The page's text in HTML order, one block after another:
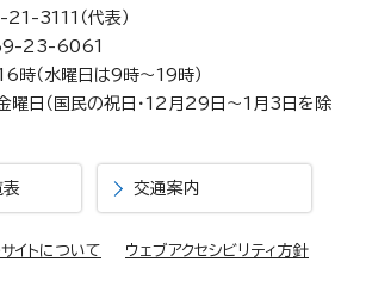
3111（代表）
23-6061
（水曜日は9時～19時）
曜日（国民の祝日・12月29日～1月3日を除
表 交通案内
イトについて ウェブアクセシビリティ方針